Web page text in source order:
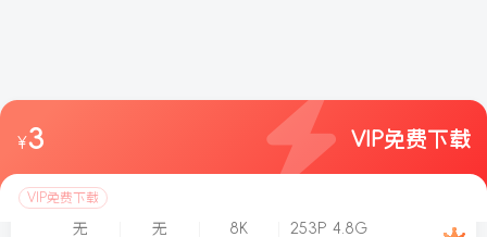
★套图★ J77 抹胸裙靓丽好身材 253P 4.8G
¥3 VIP免费下载
VIP免费下载
视频画质
无 无 8K 253P 4.8G